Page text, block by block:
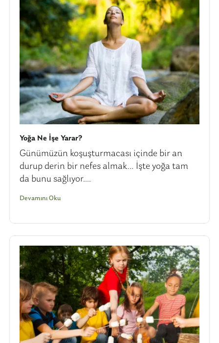
Yoğa Ne İşe Yarar?
Günümüzün koşuşturmacası içinde bir an
durup derin bir nefes almak… İşte yoğa tam
da bunu sağlıyor....
Devamını Oku